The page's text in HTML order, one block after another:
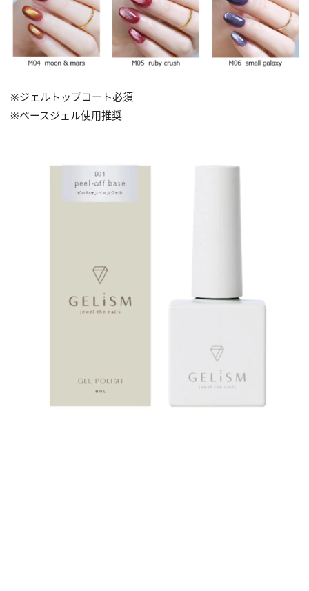
※ジェルトップコート必須
※ベースジェル使用推奨